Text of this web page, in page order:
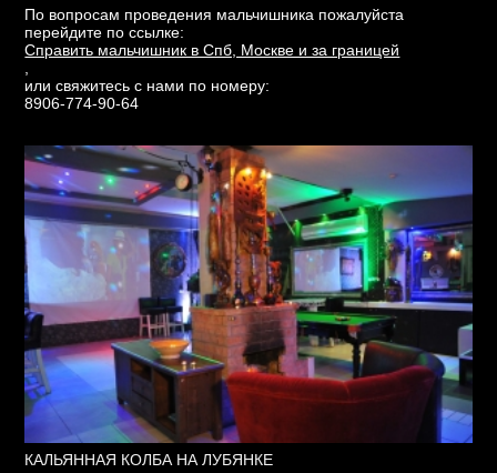
По вопросам проведения мальчишника пожалуйста
перейдите по ссылке:
Справить мальчишник в Спб, Москве и за границей
или свяжитесь с нами по номеру:
8906-774-90-64
КАЛЬЯННАЯ КОЛБА НА ЛУБЯНКЕ